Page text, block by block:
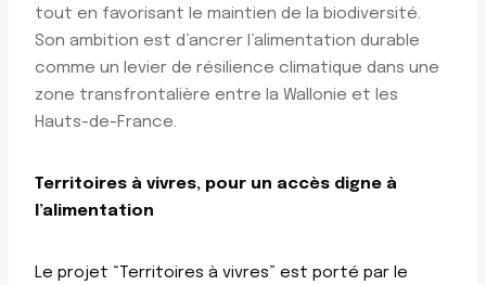
tout en favorisant le maintien de la biodiversité.
Son ambition est d’ancrer l’alimentation durable
comme un levier de résilience climatique dans une
zone transfrontalière entre la Wallonie et les
Hauts-de-France.
Territoires à vivres, pour un accès digne à
l’alimentation
Le projet “Territoires à vivres” est porté par le